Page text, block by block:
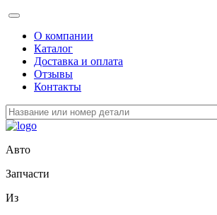
О компании
Каталог
Доставка и оплата
Отзывы
Контакты
Авто
Запчасти
Из